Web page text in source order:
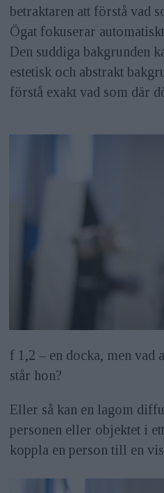
betraktaren att förstå vad
Ögat fokuserar
Den suddiga bakgrunden
estetisk och abstrakt
förstå exakt vad som där
f 1,2 – en docka, men vad
står hon?
Eller så kan en lagom
personen eller objektet i
koppla en person till en